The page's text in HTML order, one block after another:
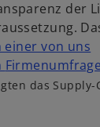
der
einer von uns
Firmenumfrage
das